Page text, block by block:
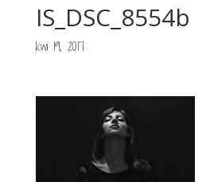
IS_DSC_8554b
kwi 19, 2017